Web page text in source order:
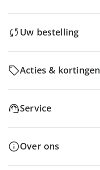
Uw bestelling
Acties & kortingen
Service
Over ons